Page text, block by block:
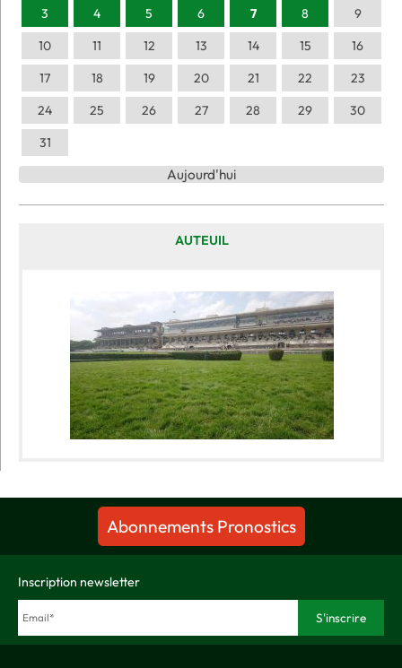
3 4 5 6 7 8
9
10
11 12 13 14 15
16
17
18 19 20 21 22
23
24
25 26 27 28 29
30
31
Aujourd'hui
AUTEUIL
Abonnements Pronostics
Inscription newsletter